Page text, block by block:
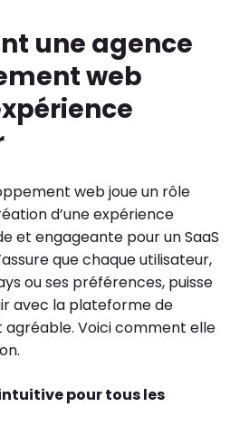
une agence
web
web joue un rôle
d’une expérience
et engageante pour un SaaS
que chaque utilisateur,
ou ses préférences, puisse
avec la plateforme de
agréable. Voici comment elle
pour tous les